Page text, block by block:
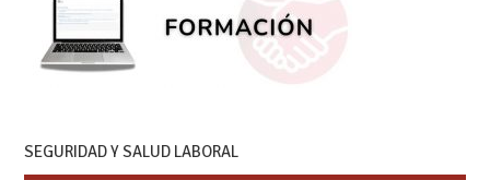
SEGURIDAD Y SALUD LABORAL